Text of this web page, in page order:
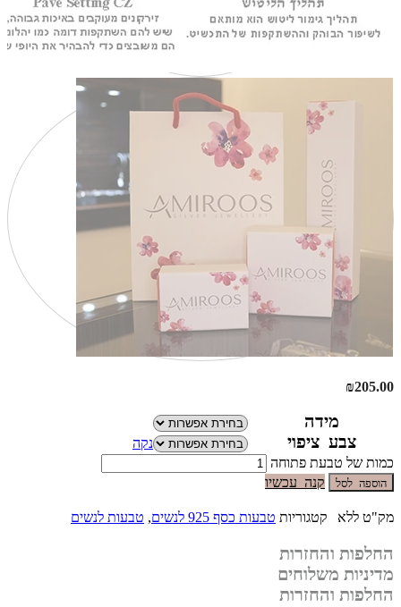
₪205.00
מידה
צבע ציפוי
נקה
כמות של טבעת פתוחה
הוספה לסל קנה עכשיו
מק"ט ללא קטגוריות טבעות כסף 925 לנשים , טבעות לנשים
החלפות והחזרות
מדיניות משלוחים
החלפות והחזרות